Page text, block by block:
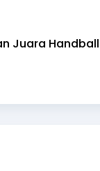
Juara Handball